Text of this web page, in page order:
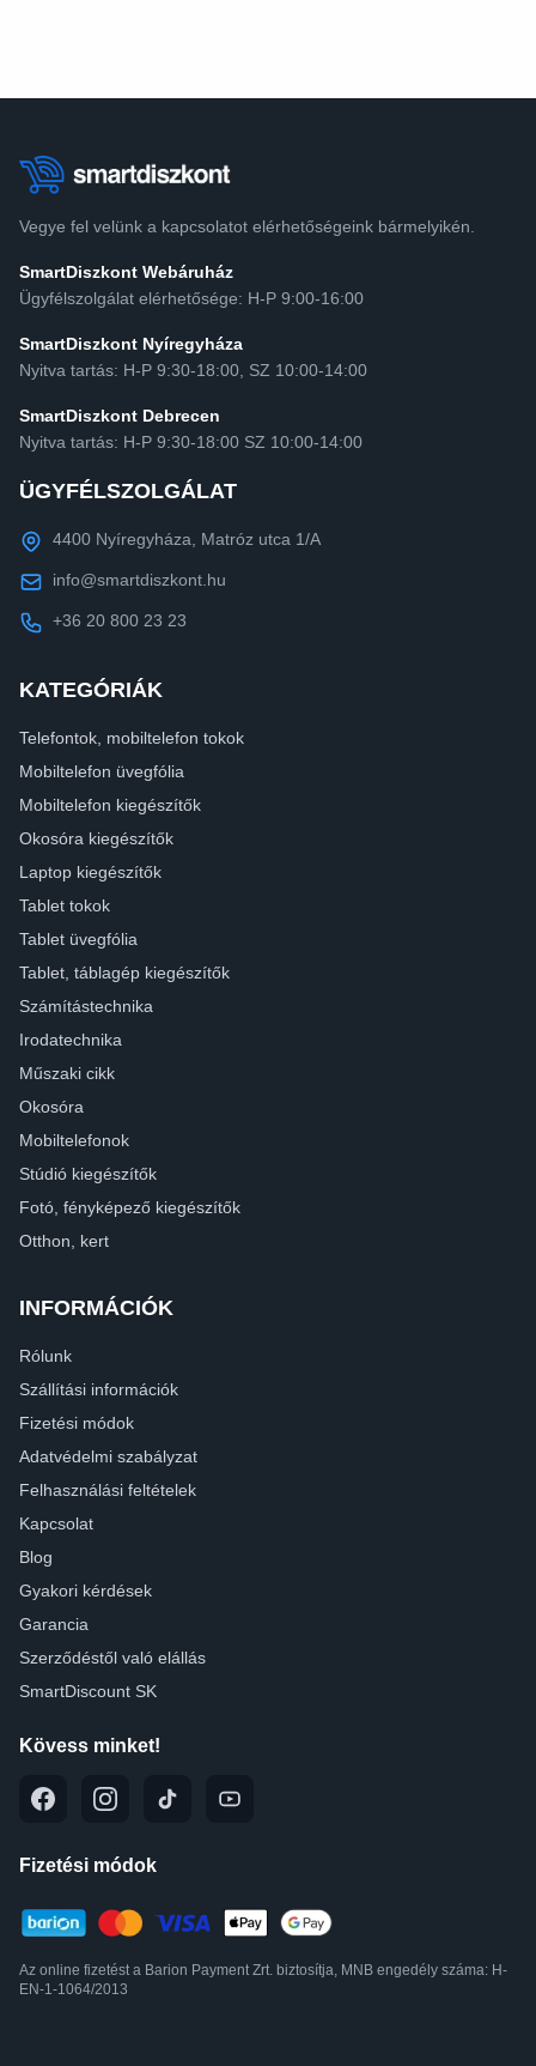
Vegye fel velünk a kapcsolatot elérhetőségeink bármelyikén.
SmartDiszkont Webáruház
Ügyfélszolgálat elérhetősége: H-P 9:00-16:00
SmartDiszkont Nyíregyháza
Nyitva tartás: H-P 9:30-18:00, SZ 10:00-14:00
SmartDiszkont Debrecen
Nyitva tartás: H-P 9:30-18:00 SZ 10:00-14:00
ÜGYFÉLSZOLGÁLAT
4400 Nyíregyháza, Matróz utca 1/A
info@smartdiszkont.hu
+36 20 800 23 23
KATEGÓRIÁK
Telefontok, mobiltelefon tokok
Mobiltelefon üvegfólia
Mobiltelefon kiegészítők
Okosóra kiegészítők
Laptop kiegészítők
Tablet tokok
Tablet üvegfólia
Tablet, táblagép kiegészítők
Számítástechnika
Irodatechnika
Műszaki cikk
Okosóra
Mobiltelefonok
Stúdió kiegészítők
Fotó, fényképező kiegészítők
Otthon, kert
INFORMÁCIÓK
Rólunk
Szállítási információk
Fizetési módok
Adatvédelmi szabályzat
Felhasználási feltételek
Kapcsolat
Blog
Gyakori kérdések
Garancia
Szerződéstől való elállás
SmartDiscount SK
Kövess minket!
Fizetési módok
Az online fizetést a Barion Payment Zrt. biztosítja, MNB engedély száma: H-
EN-1-1064/2013